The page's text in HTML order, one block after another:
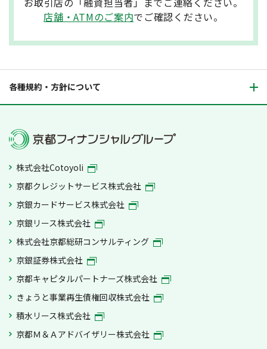
店舗・ATMのご案内でご確認ください。
各種規約・方針について
株式会社Cotoyoli
京都クレジットサービス株式会社
京銀カードサービス株式会社
京銀リース株式会社
株式会社京都総研コンサルティング
京銀証券株式会社
京都キャピタルパートナーズ株式会社
きょうと事業再生債権回収株式会社
積水リース株式会社
京都Ｍ＆Ａアドバイザリー株式会社